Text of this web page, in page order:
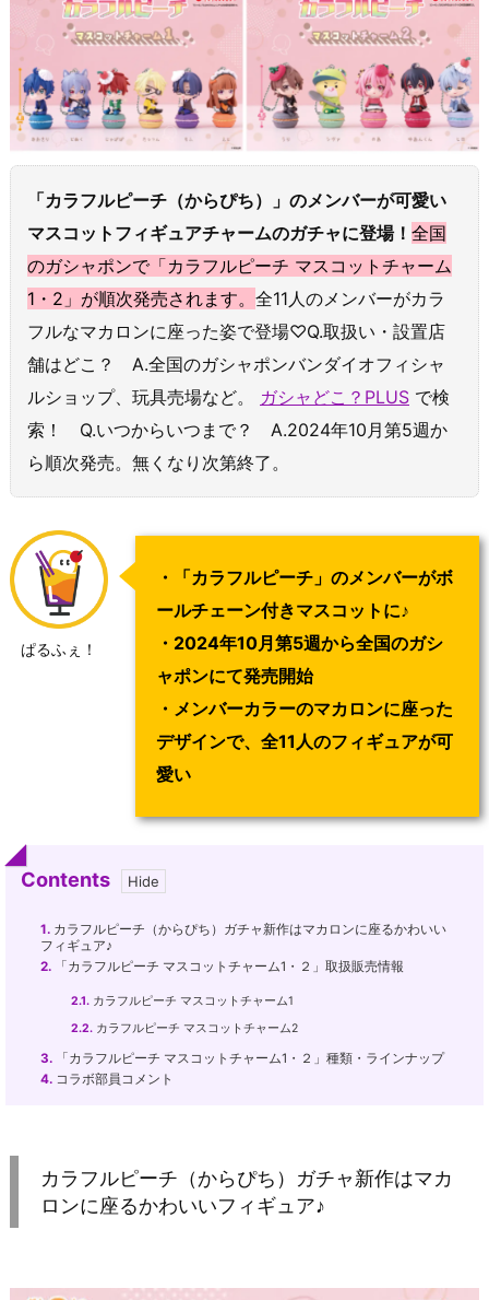
「カラフルピーチ（からぴち）」のメンバーが可愛い
マスコットフィギュアチャームのガチャに登場！ 全国
のガシャポンで「カラフルピーチ マスコットチャーム
1・2」が順次発売されます。 全11人のメンバーがカラ
フルなマカロンに座った姿で登場♡Q.取扱い・設置店
舗はどこ？ A.全国のガシャポンバンダイオフィシャ
ルショップ、玩具売場など。
ガシャどこ？PLUS で検
索！ Q.いつからいつまで？ A.2024年10月第5週か
ら順次発売。無くなり次第終了。
ぱるふぇ！
・「カラフルピーチ」のメンバーがボ
ールチェーン付きマスコットに♪
・2024年10月第5週から全国のガシ
ャポンにて発売開始
・メンバーカラーのマカロンに座った
デザインで、全11人のフィギュアが可
愛い
Contents
1. カラフルピーチ（からぴち）ガチャ新作はマカロンに座るかわいい
フィギュア♪
2. 「カラフルピーチ マスコットチャーム1・２」取扱販売情報
2.1. カラフルピーチ マスコットチャーム1
2.2. カラフルピーチ マスコットチャーム2
3. 「カラフルピーチ マスコットチャーム1・２」種類・ラインナップ
4. コラボ部員コメント
カラフルピーチ（からぴち）ガチャ新作はマカ
ロンに座るかわいいフィギュア♪